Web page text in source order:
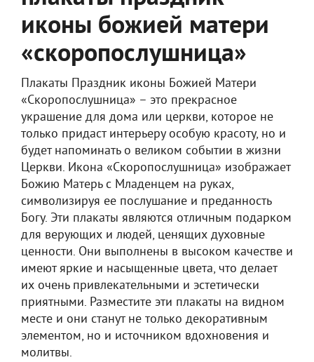
иконы божией матери
«скоропослушница»
Плакаты Праздник иконы Божией Матери
«Скоропослушница» – это прекрасное
украшение для дома или церкви, которое не
только придаст интерьеру особую красоту, но и
будет напоминать о великом событии в жизни
Церкви. Икона «Скоропослушница» изображает
Божию Матерь с Младенцем на руках,
символизируя ее послушание и преданность
Богу. Эти плакаты являются отличным подарком
для верующих и людей, ценящих духовные
ценности. Они выполнены в высоком качестве и
имеют яркие и насыщенные цвета, что делает
их очень привлекательными и эстетически
приятными. Разместите эти плакаты на видном
месте и они станут не только декоративным
элементом, но и источником вдохновения и
молитвы.